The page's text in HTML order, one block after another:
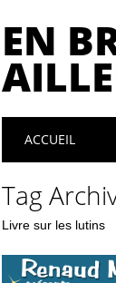
EN
Main
ACCUEIL
Tag
Livre sur les lutins